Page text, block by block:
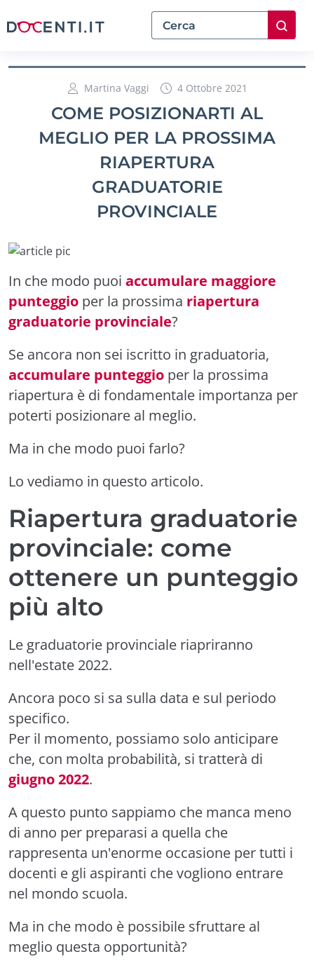
Martina Vaggi 4 Ottobre 2021
COME POSIZIONARTI AL
MEGLIO PER LA PROSSIMA
RIAPERTURA
GRADUATORIE
PROVINCIALE
In che modo puoi accumulare maggiore
punteggio per la prossima riapertura
graduatorie provinciale?
Se ancora non sei iscritto in graduatoria,
accumulare punteggio per la prossima
riapertura è di fondamentale importanza per
poterti posizionare al meglio.
Ma in che modo puoi farlo?
Lo vediamo in questo articolo.
Riapertura graduatorie
provinciale: come
ottenere un punteggio
più alto
Le graduatorie provinciale riapriranno
nell'estate 2022.
Ancora poco si sa sulla data e sul periodo
specifico.
Per il momento, possiamo solo anticipare
che, con molta probabilità, si tratterà di
giugno 2022.
A questo punto sappiamo che manca meno
di anno per preparasi a quella che
rappresenta un'enorme occasione per tutti i
docenti e gli aspiranti che vogliono entrare
nel mondo scuola.
Ma in che modo è possibile sfruttare al
meglio questa opportunità?